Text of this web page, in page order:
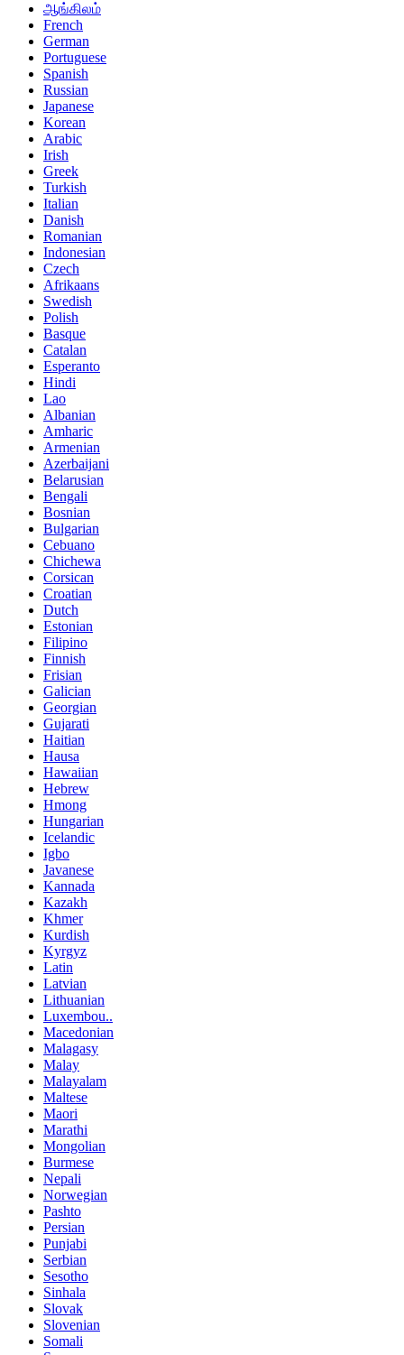
ஆங்கிலம்
French
German
Portuguese
Spanish
Russian
Japanese
Korean
Arabic
Irish
Greek
Turkish
Italian
Danish
Romanian
Indonesian
Czech
Afrikaans
Swedish
Polish
Basque
Catalan
Esperanto
Hindi
Lao
Albanian
Amharic
Armenian
Azerbaijani
Belarusian
Bengali
Bosnian
Bulgarian
Cebuano
Chichewa
Corsican
Croatian
Dutch
Estonian
Filipino
Finnish
Frisian
Galician
Georgian
Gujarati
Haitian
Hausa
Hawaiian
Hebrew
Hmong
Hungarian
Icelandic
Igbo
Javanese
Kannada
Kazakh
Khmer
Kurdish
Kyrgyz
Latin
Latvian
Lithuanian
Luxembou..
Macedonian
Malagasy
Malay
Malayalam
Maltese
Maori
Marathi
Mongolian
Burmese
Nepali
Norwegian
Pashto
Persian
Punjabi
Serbian
Sesotho
Sinhala
Slovak
Slovenian
Somali